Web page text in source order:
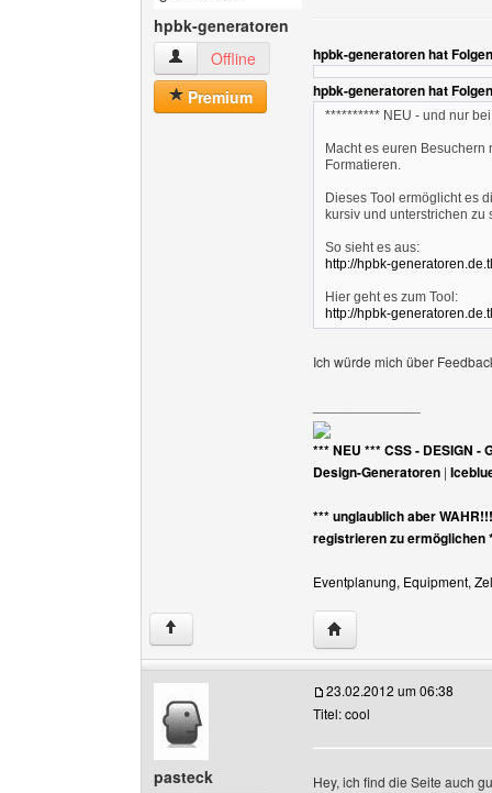
hpbk-generatoren
hpbk-generatoren Benutzer-Profile anzeigen
Offline
Premium
hpbk-generatoren hat
hpbk-generatoren hat
********** NEU - und nur
Macht es euren
Formatieren.
Dieses Tool ermöglicht es
kursiv und unterstrichen zu
So sieht es aus:
http://hpbk-
Hier geht es zum Tool:
http://hpbk-
Ich würde mich über
*** NEU *** CSS - DESIGN -
Design-Generatoren |
*** unglaublich aber
registrieren zu ermöglichen
Eventplanung, Equipment,
↑ Website dieses
pasteck
23.02.2012 um 06:38
Titel: cool
Hey, ich find die Seite auch